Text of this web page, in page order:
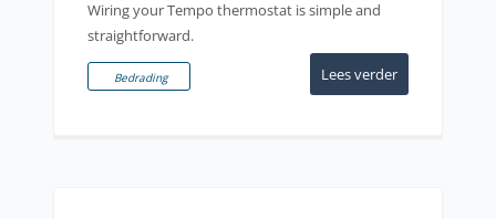
Wiring your Tempo thermostat is simple and
straightforward.
Lees verder
Bedrading